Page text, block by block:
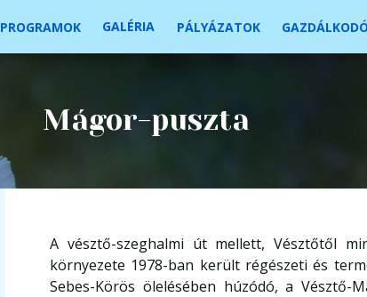
PROGRAMOK GALÉRIA PÁLYÁZATOK
Mágor-puszta
A vésztő-szeghalmi út mellett, Vésztőtől
környezete 1978-ban került régészeti és
Sebes-Körös ölelésében húzódó, a